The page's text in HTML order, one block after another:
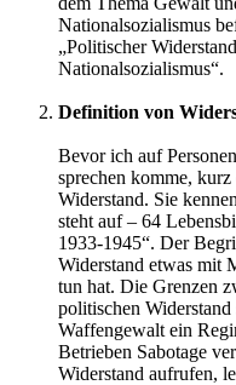
Nationalsozialismus
„Politischer
Nationalsozialismus“.
Definition von
Bevor ich auf
sprechen komme,
Widerstand. Sie
steht auf – 64
1933-1945“. Der
Widerstand etwas mit
tun hat. Die Grenzen
politischen
Waffengewalt ein
Betrieben Sabotage
Widerstand aufrufen,